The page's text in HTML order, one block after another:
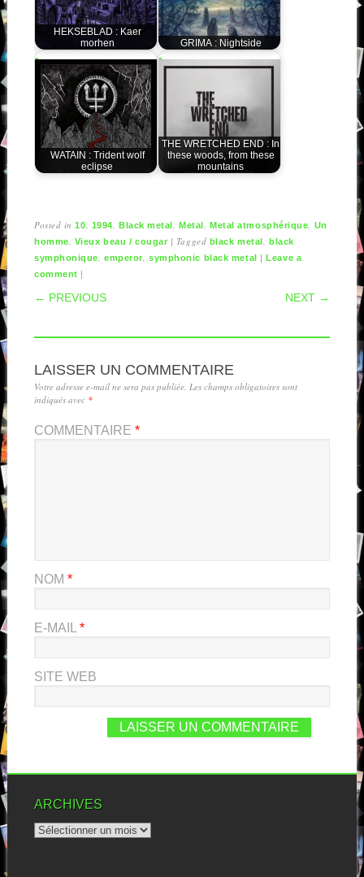
HEKSEBLAD : Kaer
morhen
GRIMA : Nightside
WATAIN : Trident wolf
eclipse
THE WRETCHED END : In
these woods, from these
mountains
Posted in10 1994 Black metal ,Metal ,Metal atmosphérique
Un
homme
Vieux beau / cougar | Tagged black metal
black
symphonique
,emperor ,symphonic black metal |Leave a
comment |
POST NAVIGATION
← PREVIOUS NEXT →
LAISSER UN COMMENTAIRE
Votre adresse e-mail ne sera pas publiée. Les champs obligatoires sont
indiqués avec *
COMMENTAIRE *
NOM *
E-MAIL *
SITE WEB
ARCHIVES